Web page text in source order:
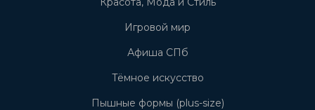
Игровой мир
Афиша СПб
Тёмное искусство
Пышные формы (plus-size)